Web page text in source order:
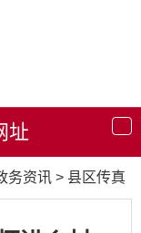
导
航
址
务资讯 > 县区传真